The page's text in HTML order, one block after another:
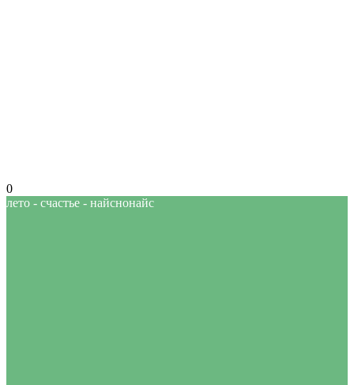
0
лето - счастье - найснонайс